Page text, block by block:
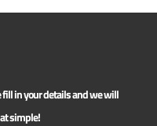
fill in your details and we will
simple!